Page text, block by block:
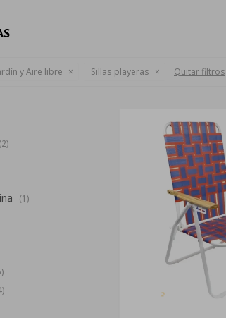
y Aire libre Sillas playeras Quitar filtros
(2)
(1)